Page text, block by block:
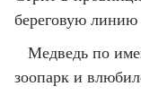
береговую
Медведь по
зоопарк и